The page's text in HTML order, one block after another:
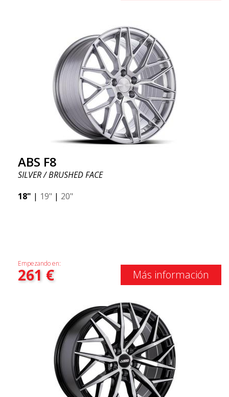
ABS F8
SILVER / BRUSHED FACE
18" | 19" | 20"
Empezando en:
261 € Más información